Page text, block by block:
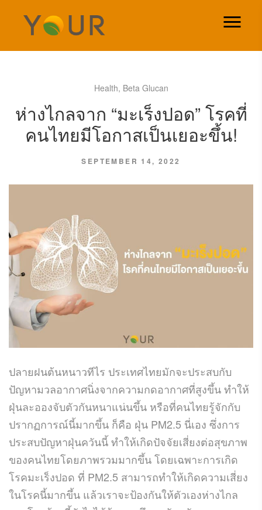
Health, Beta Glucan
ห่างไกลจาก “มะเร็งปอด” โรคที่
คนไทยมีโอกาสเป็นเยอะขึ้น!
SEPTEMBER 14, 2022
ปลายฝนต้นหนาวทีไร ประเทศไทยมักจะประสบกับ
ปัญหามวลอากาศนิ่งจากความกดอากาศที่สูงขึ้น ทำให้
ฝุ่นละอองจับตัวกันหนาแน่นขึ้น หรือที่คนไทยรู้จักกับ
ปรากฏการณ์นี้มากขึ้น ก็คือ ฝุ่น PM2.5 นี่เอง ซึ่งการ
ประสบปัญหาฝุ่นควันนี้ ทำให้เกิดปัจจัยเสี่ยงต่อสุขภาพ
ของคนไทยโดยภาพรวมมากขึ้น โดยเฉพาะการเกิด
โรคมะเร็งปอด ที่ PM2.5 สามารถทำให้เกิดความเสี่ยง
ในโรคนี้มากขึ้น แล้วเราจะป้องกันให้ตัวเองห่างไกล